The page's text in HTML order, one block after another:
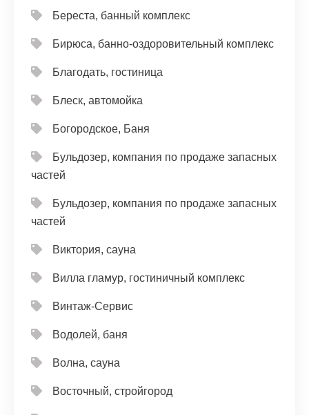
Береста, банный комплекс
Бирюса, банно-оздоровительный комплекс
Благодать, гостиница
Блеск, автомойка
Богородское, Баня
Бульдозер, компания по продаже запасных
частей
Бульдозер, компания по продаже запасных
частей
Виктория, сауна
Вилла гламур, гостиничный комплекс
Винтаж-Сервис
Водолей, баня
Волна, сауна
Восточный, стройгород